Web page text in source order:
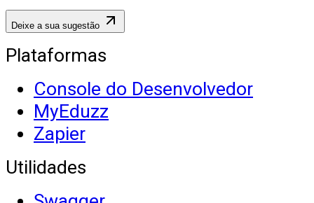
Deixe a sua sugestão
Plataformas
Console do Desenvolvedor
MyEduzz
Zapier
Utilidades